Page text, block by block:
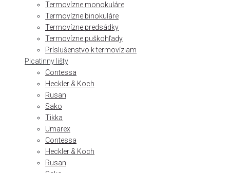
Termovízne monokuláre
Termovízne binokuláre
Termovízne predsádky
Termovízne puškohľady
Príslušenstvo k termovíziam
Picatinny lišty
Contessa
Heckler & Koch
Rusan
Sako
Tikka
Umarex
Contessa
Heckler & Koch
Rusan